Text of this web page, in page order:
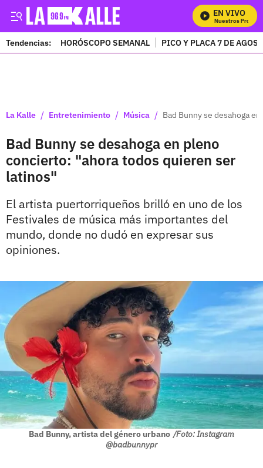
EN VIVO
Mira Todos Nuestros
Tendencias: HORÓSCOPO SEMANAL PICO Y PLACA 7 DE
La Kalle / Entretenimiento / Música / Bad Bunny se desahoga
Bad Bunny se desahoga en pleno
concierto: "ahora todos quieren ser
latinos"
El artista puertorriqueños brilló en uno de los
Festivales de música más importantes del
mundo, donde no dudó en expresar sus
opiniones.
Bad Bunny, artista del género urbano /Foto: Instagram
@badbunnypr